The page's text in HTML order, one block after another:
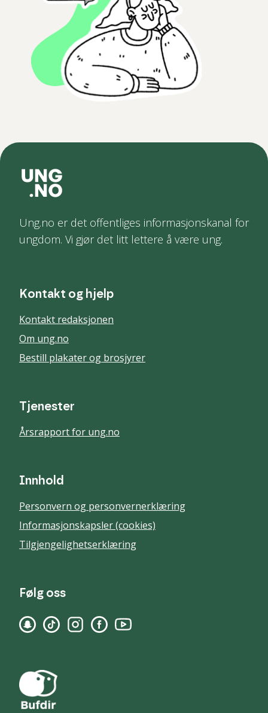
Ung.no er det offentliges informasjonskanal for
ungdom. Vi gjør det litt lettere å være ung.
Kontakt og hjelp
Kontakt redaksjonen
Om ung.no
Bestill plakater og brosjyrer
Tjenester
Årsrapport for ung.no
Innhold
Personvern og personvernerklæring
Informasjonskapsler (cookies)
Tilgjengelighetserklæring
Følg oss